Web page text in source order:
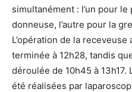
simultanément : l’un pour
donneuse, l’autre pour la
L’opération de la receveuse
terminée à 12h28, tandis
déroulée de 10h45 à
été réalisées par